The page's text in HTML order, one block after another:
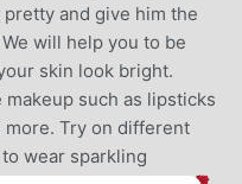
and give him the
will help you to be
skin look bright.
such as lipsticks
more. Try on different
wear sparkling